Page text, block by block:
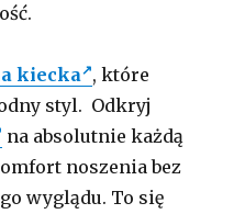
kiecka
, które
styl. Odkryj
na absolutnie każdą
noszenia bez
wyglądu. To się